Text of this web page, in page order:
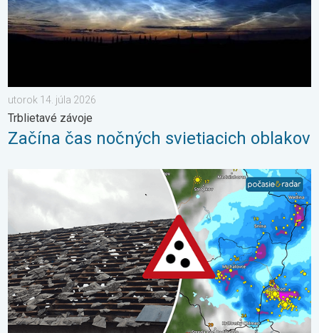
utorok 14. júla 2026
Trblietavé závoje
Začína čas nočných svietiacich oblakov
Zemplín pustošilo 7 cm veľké krupobitie. Veľké škody. . .